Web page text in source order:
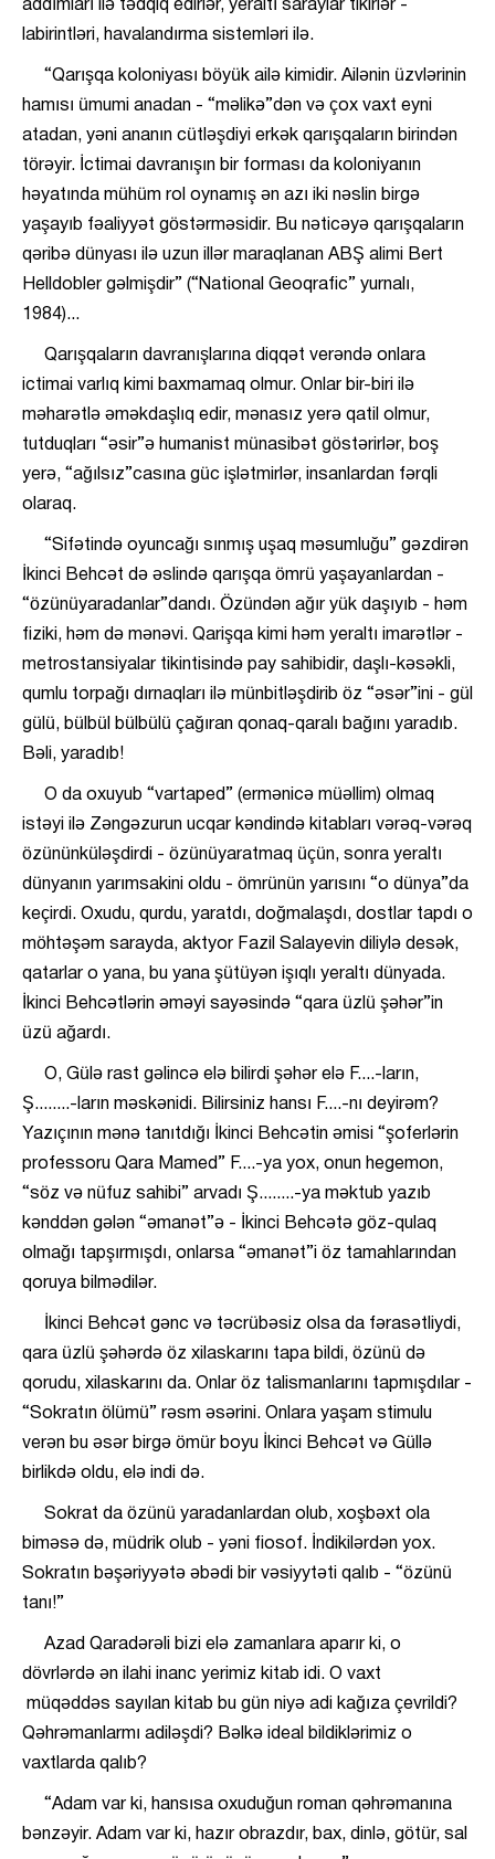
addımları ilə tədqiq edirlər, yeraltı saraylar tikirlər -
labirintləri, havalandırma sistemləri ilə.
“Qarışqa koloniyası böyük ailə kimidir. Ailənin üzvlərinin
hamısı ümumi anadan - “məlikə”dən və çox vaxt eyni
atadan, yəni ananın cütləşdiyi erkək qarışqaların birindən
törəyir. İctimai davranışın bir forması da koloniyanın
həyatında mühüm rol oynamış ən azı iki nəslin birgə
yaşayıb fəaliyyət göstərməsidir. Bu nəticəyə qarışqaların
qəribə dünyası ilə uzun illər maraqlanan ABŞ alimi Bert
Helldobler gəlmişdir” (“National Geoqrafic” yurnalı,
1984)...
Qarışqaların davranışlarına diqqət verəndə onlara
ictimai varlıq kimi baxmamaq olmur. Onlar bir-biri ilə
məharətlə əməkdaşlıq edir, mənasız yerə qatil olmur,
tutduqları “əsir”ə humanist münasibət göstərirlər, boş
yerə, “ağılsız”casına güc işlətmirlər, insanlardan fərqli
olaraq.
“Sifətində oyuncağı sınmış uşaq məsumluğu” gəzdirən
İkinci Behcət də əslində qarışqa ömrü yaşayanlardan -
“özünüyaradanlar”dandı. Özündən ağır yük daşıyıb - həm
fiziki, həm də mənəvi. Qarişqa kimi həm yeraltı imarətlər -
metrostansiyalar tikintisində pay sahibidir, daşlı-kəsəkli,
qumlu torpağı dırnaqları ilə münbitləşdirib öz “əsər”ini - gül
gülü, bülbül bülbülü çağıran qonaq-qaralı bağını yaradıb.
Bəli, yaradıb!
O da oxuyub “vartaped” (ermənicə müəllim) olmaq
istəyi ilə Zəngəzurun ucqar kəndində kitabları vərəq-vərəq
özününküləşdirdi - özünüyaratmaq üçün, sonra yeraltı
dünyanın yarımsakini oldu - ömrünün yarısını “o dünya”da
keçirdi. Oxudu, qurdu, yaratdı, doğmalaşdı, dostlar tapdı o
möhtəşəm sarayda, aktyor Fazil Salayevin diliylə desək,
qatarlar o yana, bu yana şütüyən işıqlı yeraltı dünyada.
İkinci Behcətlərin əməyi sayəsində “qara üzlü şəhər”in
üzü ağardı.
O, Gülə rast gəlincə elə bilirdi şəhər elə F....-ların,
Ş........-ların məskənidi. Bilirsiniz hansı F....-nı deyirəm?
Yazıçının mənə tanıtdığı İkinci Behcətin əmisi “şoferlərin
professoru Qara Mamed” F....-ya yox, onun hegemon,
“söz və nüfuz sahibi” arvadı Ş........-ya məktub yazıb
kənddən gələn “əmanət”ə - İkinci Behcətə göz-qulaq
olmağı tapşırmışdı, onlarsa “əmanət”i öz tamahlarından
qoruya bilmədilər.
İkinci Behcət gənc və təcrübəsiz olsa da fərasətliydi,
qara üzlü şəhərdə öz xilaskarını tapa bildi, özünü də
qorudu, xilaskarını da. Onlar öz talismanlarını tapmışdılar -
“Sokratın ölümü” rəsm əsərini. Onlara yaşam stimulu
verən bu əsər birgə ömür boyu İkinci Behcət və Güllə
birlikdə oldu, elə indi də.
Sokrat da özünü yaradanlardan olub, xoşbəxt ola
biməsə də, müdrik olub - yəni fiosof. İndikilərdən yox.
Sokratın bəşəriyyətə əbədi bir vəsiyytəti qalıb - “özünü
tanı!”
Azad Qaradərəli bizi elə zamanlara aparır ki, o
dövrlərdə ən ilahi inanc yerimiz kitab idi. O vaxt
müqəddəs sayılan kitab bu gün niyə adi kağıza çevrildi?
Qəhrəmanlarmı adiləşdi? Bəlkə ideal bildiklərimiz o
vaxtlarda qalıb?
“Adam var ki, hansısa oxuduğun roman qəhrəmanına
bənzəyir. Adam var ki, hazır obrazdır, bax, dinlə, götür, sal